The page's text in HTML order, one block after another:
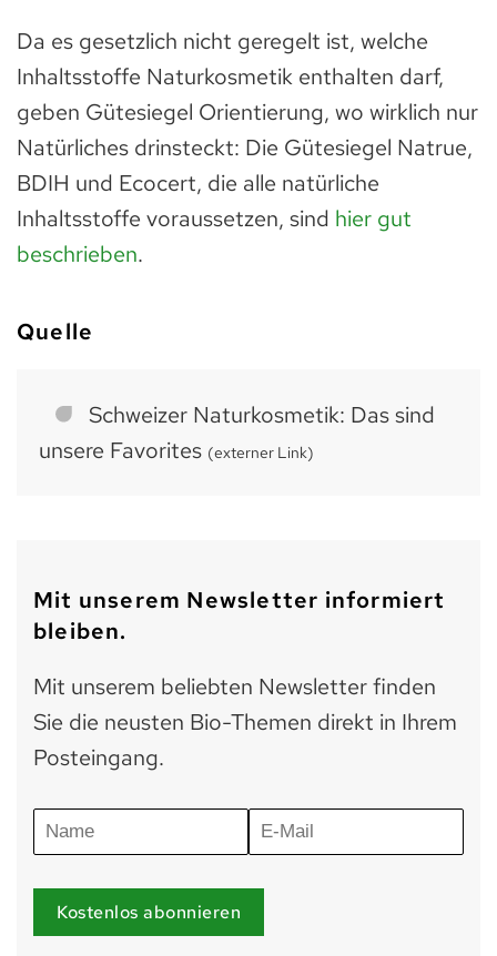
Da es gesetzlich nicht geregelt ist, welche
Inhaltsstoffe Naturkosmetik enthalten darf,
geben Gütesiegel Orientierung, wo wirklich nur
Natürliches drinsteckt: Die Gütesiegel Natrue,
BDIH und Ecocert, die alle natürliche
Inhaltsstoffe voraussetzen, sind hier gut
beschrieben.
Quelle
Schweizer Naturkosmetik: Das sind
unsere Favorites (externer Link)
Mit unserem Newsletter informiert
bleiben.
Mit unserem beliebten Newsletter finden
Sie die neusten Bio-Themen direkt in Ihrem
Posteingang.
Kostenlos abonnieren